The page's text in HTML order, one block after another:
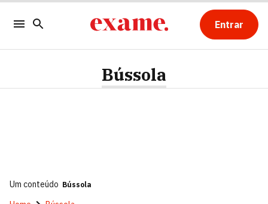
Entrar
Bússola
Um conteúdo Bússola